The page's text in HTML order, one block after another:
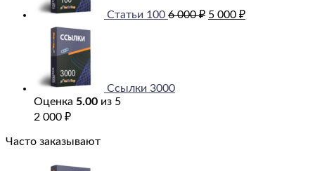
Статьи 100 6 000₽ 000 ₽.
5 000 ₽
Ссылки 3000
Оценка 5.00 из 5
2 000 ₽
Часто заказывают